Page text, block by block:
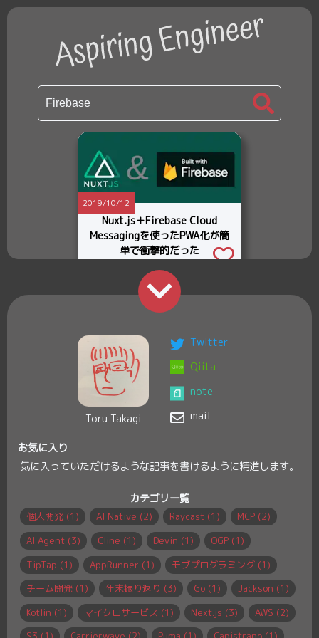
Nuxt.js＋Firebase Cloud
Messagingを使ったPWA化が簡
単で衝撃的だった
2019/10/12
npm startで複数のNode.jsのア
プリケーションを立ち上げたい
2019/10/12
Toru Takagi
Twitter
Qiita
note
mail
カテゴリ一覧
個人開発 (1) AI Native (2) Raycast (1)
MCP (2)
AI Agent (3)
Cline (1) Devin (1)
OGP (1)
TipTap (1)
AppRunner (1)
モブプログラミング (1)
チーム開発 (1)
年末振り返り (3) Go (1)
Jackson (1)
Kotlin (1)
マイクロサービス (1) Next.js (3)
AWS (2)
お気に入り
気に入っていただけるような記事を書けるように精進します。